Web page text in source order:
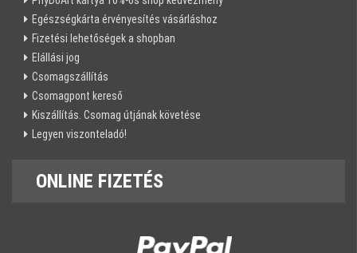
Egészségkárta érvényesítés vásárláshoz
Fizetési lehetőségek a shopban
Elállási jog
Csomagszállítás
Csomagpont kereső
Kiszállítás. Csomag útjának követése
Legyen viszonteladó!
ONLINE FIZETÉS